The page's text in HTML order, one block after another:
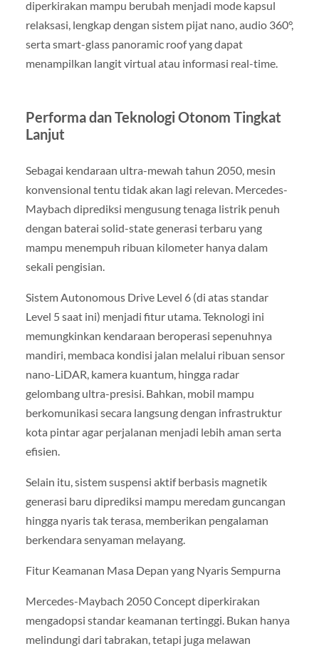
diperkirakan mampu berubah menjadi mode kapsul
relaksasi, lengkap dengan sistem pijat nano, audio 360°,
serta smart-glass panoramic roof yang dapat
menampilkan langit virtual atau informasi real-time.
Performa dan Teknologi Otonom Tingkat
Lanjut
Sebagai kendaraan ultra-mewah tahun 2050, mesin
konvensional tentu tidak akan lagi relevan. Mercedes-
Maybach diprediksi mengusung tenaga listrik penuh
dengan baterai solid-state generasi terbaru yang
mampu menempuh ribuan kilometer hanya dalam
sekali pengisian.
Sistem Autonomous Drive Level 6 (di atas standar
Level 5 saat ini) menjadi fitur utama. Teknologi ini
memungkinkan kendaraan beroperasi sepenuhnya
mandiri, membaca kondisi jalan melalui ribuan sensor
nano-LiDAR, kamera kuantum, hingga radar
gelombang ultra-presisi. Bahkan, mobil mampu
berkomunikasi secara langsung dengan infrastruktur
kota pintar agar perjalanan menjadi lebih aman serta
efisien.
Selain itu, sistem suspensi aktif berbasis magnetik
generasi baru diprediksi mampu meredam guncangan
hingga nyaris tak terasa, memberikan pengalaman
berkendara senyaman melayang.
Fitur Keamanan Masa Depan yang Nyaris Sempurna
Mercedes-Maybach 2050 Concept diperkirakan
mengadopsi standar keamanan tertinggi. Bukan hanya
melindungi dari tabrakan, tetapi juga melawan